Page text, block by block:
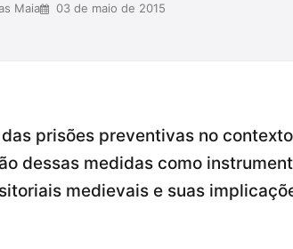
Maia 03 de maio de 2015
prisões preventivas no
dessas medidas como
medievais e suas